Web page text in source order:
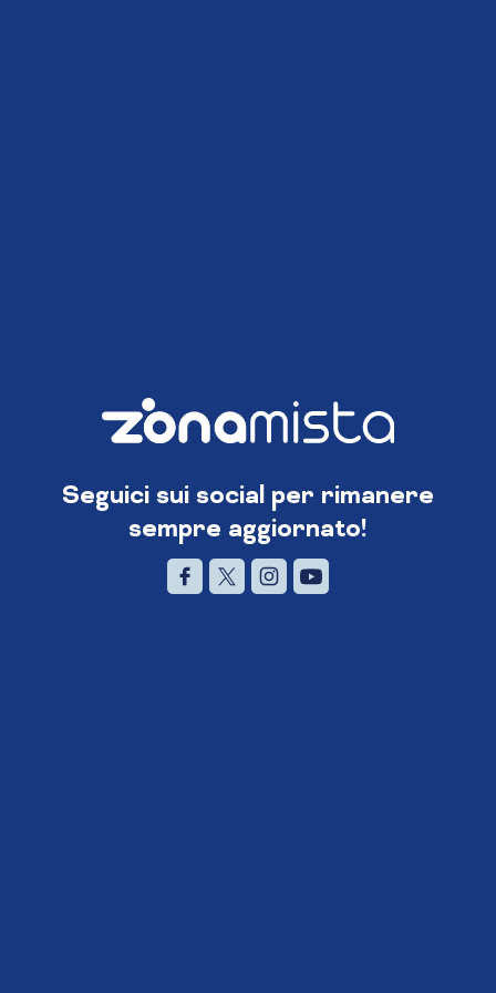
Seguici sui social per rimanere
sempre aggiornato!